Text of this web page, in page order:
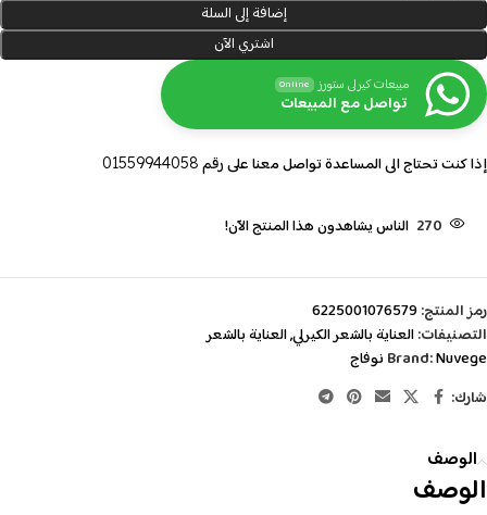
إضافة إلى السلة
اشتري الآن
مبيعات كيرلى ستورز Online
تواصل مع المبيعات
إذا كنت تحتاج الى المساعدة تواصل معنا على رقم 01559944058
270 الناس يشاهدون هذا المنتج الآن!
رمز المنتج:6225001076579
التصنيفات:العناية بالشعر الكيرلي,العناية بالشعر
Brand:Nuvege نوفاج
شارك:
الوصف
الوصف